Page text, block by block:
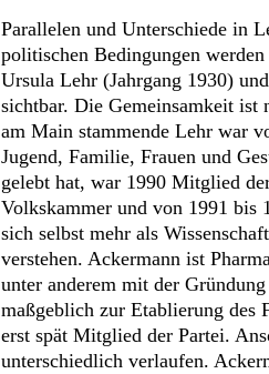
Parallelen und Unterschiede in
politischen Bedingungen
Ursula Lehr (Jahrgang 1930)
sichtbar. Die Gemeinsamkeit
am Main stammende Lehr war
Jugend, Familie, Frauen und
gelebt hat, war 1990 Mitglied
Volkskammer und von 1991 bis
sich selbst mehr als
verstehen. Ackermann ist
unter anderem mit der
maßgeblich zur Etablierung des
erst spät Mitglied der Partei.
unterschiedlich verlaufen.